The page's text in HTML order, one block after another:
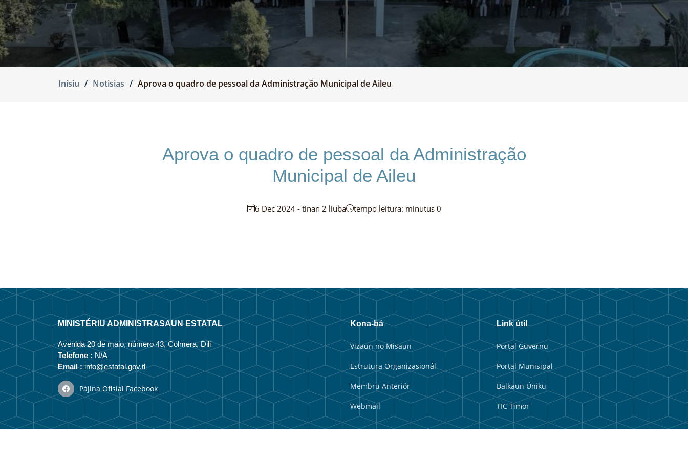
Inísiu Notisias Aprova o quadro de pessoal da Administração Municipal de Aileu
Aprova o quadro de pessoal da Administração
Municipal de Aileu
6 Dec 2024 - tinan 2 liuba tempo leitura: minutus 0
MINISTÉRIU ADMINISTRASAUN ESTATAL
Avenida 20 de maio, número 43, Colmera, Dili
Telefone : N/A
Email :info@estatal.gov.tl
Pájina Ofisial Facebook
Kona-bá
Vizaun no Misaun
Estrutura Organizasionál
Membru Anteriór
Webmail
Link útil
Portal Guvernu
Portal Munisipal
Balkaun Úniku
TIC Timor